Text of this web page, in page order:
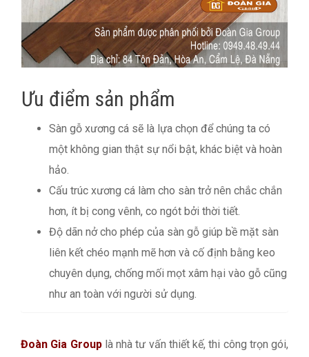
Ưu điểm sản phẩm
Sàn gỗ xương cá sẽ là lựa chọn để chúng ta có
một không gian thật sự nổi bật, khác biệt và hoàn
hảo.
Cấu trúc xương cá làm cho sàn trở nên chắc chắn
hơn, ít bị cong vênh, co ngót bởi thời tiết.
Độ dãn nở cho phép của sàn gỗ giúp bề mặt sàn
liên kết chéo mạnh mẽ hơn và cố định bằng keo
chuyên dụng, chống mối mọt xâm hại vào gỗ cũng
như an toàn với người sử dụng.
Đoàn Gia Grouplà nhà tư vấn thiết kế, thi công trọn gói,